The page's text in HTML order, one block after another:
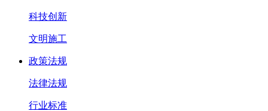
科技创新
文明施工
政策法规
法律法规
行业标准